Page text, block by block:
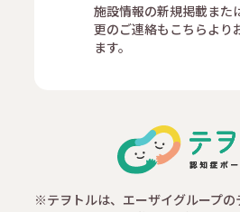
施設情報の新規掲載また
更のご連絡もこちらより
ます。
※テヲトルは、エーザイグループの